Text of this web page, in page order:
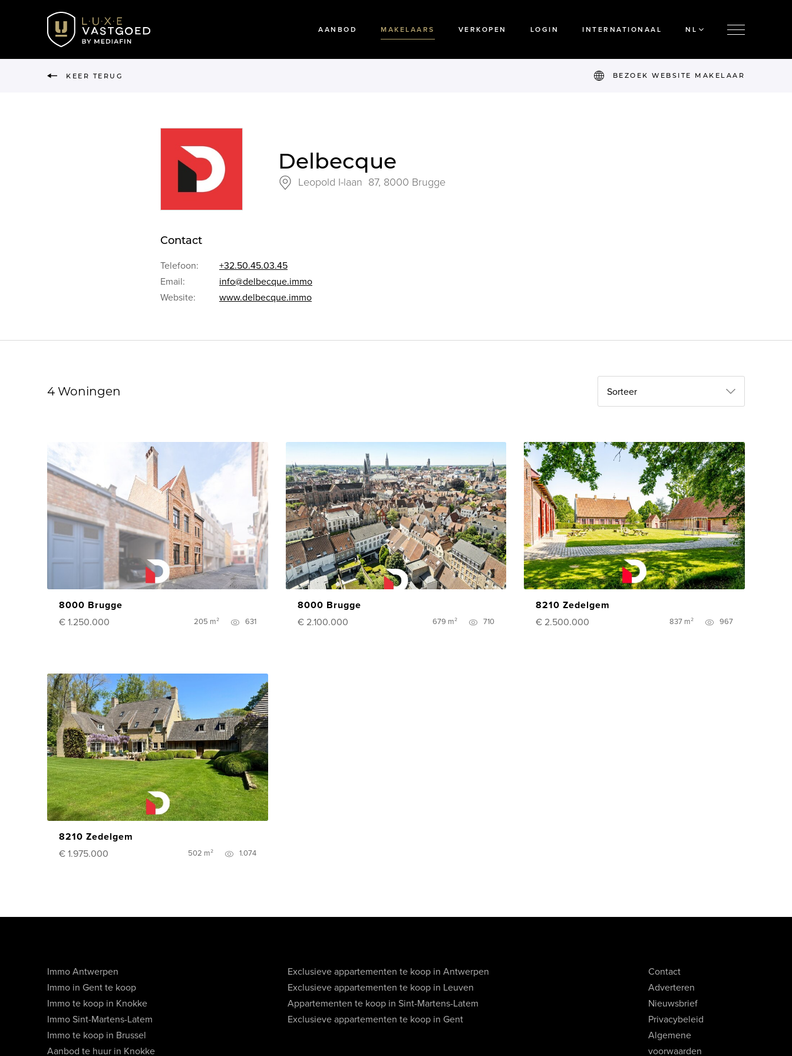
AANBOD MAKELAARS VERKOPEN LOGIN INTERNATIONAAL NL
KEER TERUG BEZOEK WEBSITE MAKELAAR
Delbecque
Leopold I-laan 87, 8000 Brugge
Contact
Telefoon:
+32.50.45.03.45
Email:
info@delbecque.immo
Website:
www.delbecque.immo
4 Woningen Sorteer
8000 Brugge
€ 1.250.000
205 m² 631
8000 Brugge
€ 2.100.000
679 m² 710
8210 Zedelgem
€ 2.500.000
837 m² 967
8210 Zedelgem
€ 1.975.000
502 m² 1.074
Immo Antwerpen
Immo in Gent te koop
Immo te koop in Knokke
Immo Sint-Martens-Latem
Immo te koop in Brussel
Aanbod te huur in Knokke
Exclusieve appartementen te koop in Antwerpen
Exclusieve appartementen te koop in Leuven
Appartementen te koop in Sint-Martens-Latem
Exclusieve appartementen te koop in Gent
Contact
Adverteren
Nieuwsbrief
Privacybeleid
Algemene
voorwaarden